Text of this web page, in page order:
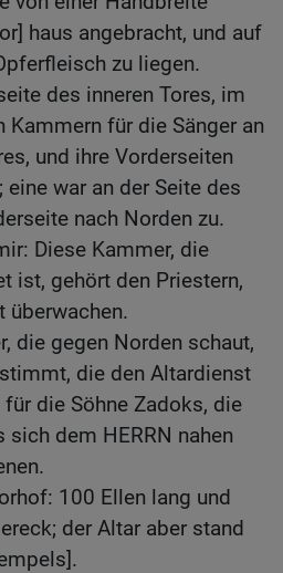
haus angebracht, und auf
zu liegen.
des inneren Tores, im
Kammern für die Sänger an
und ihre Vorderseiten
eine war an der Seite des
nach Norden zu.
Diese Kammer, die
ist, gehört den Priestern,
überwachen.
die gegen Norden schaut,
die den Altardienst
die Söhne Zadoks, die
sich dem HERRN nahen
100 Ellen lang und
der Altar aber stand